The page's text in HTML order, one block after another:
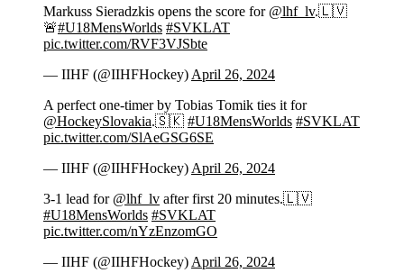
Markuss Sieradzkis opens the score for @lhf_lv.🇱🇻
🚨#U18MensWorlds #SVKLAT
pic.twitter.com/RVF3VJSbte
— IIHF (@IIHFHockey) April 26, 2024
A perfect one-timer by Tobias Tomik ties it for
@HockeySlovakia.🇸🇰 #U18MensWorlds #SVKLAT
pic.twitter.com/SlAeGSG6SE
— IIHF (@IIHFHockey) April 26, 2024
3-1 lead for @lhf_lv after first 20 minutes.🇱🇻
#U18MensWorlds #SVKLAT
pic.twitter.com/nYzEnzomGO
— IIHF (@IIHFHockey) April 26, 2024